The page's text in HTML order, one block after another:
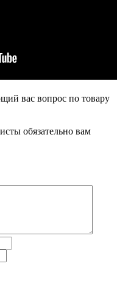
вас вопрос по товару
обязательно вам